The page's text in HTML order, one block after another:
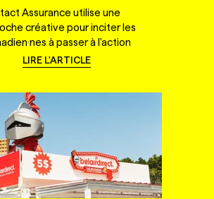
Assurance utilise une
créative pour inciter les
à passer à l'action
LIRE L'ARTICLE